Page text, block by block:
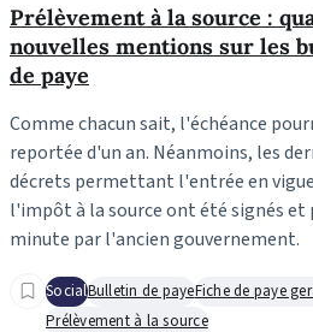
Prélèvement à la source :
nouvelles mentions sur les
de paye
Comme chacun sait, l'échéance
reportée d'un an. Néanmoins, les
décrets permettant l'entrée en
l'impôt à la source ont été signés et
minute par l'ancien gouvernement.
SocialBulletin de payeFiche de paye
Prélèvement à la source